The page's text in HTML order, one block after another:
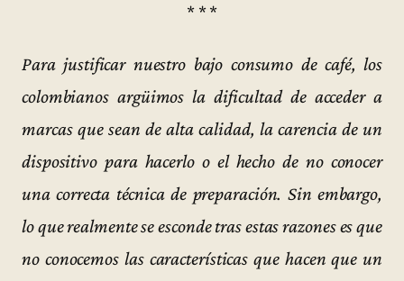
* * *
Para justificar nuestro bajo consumo de café, los
colombianos argüimos la dificultad de acceder a
marcas que sean de alta calidad, la carencia de un
dispositivo para hacerlo o el hecho de no conocer
una correcta técnica de preparación. Sin embargo,
lo que realmente se esconde tras estas razones es que
no conocemos las características que hacen que un